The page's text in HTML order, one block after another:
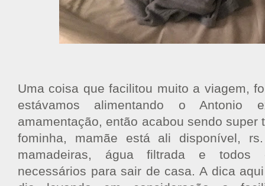
Uma coisa que facilitou muito a viagem,
estávamos alimentando o Antonio
amamentação, então acabou sendo super
fominha, mamãe está ali disponível,
mamadeiras, água filtrada e todos
necessários para sair de casa. A dica